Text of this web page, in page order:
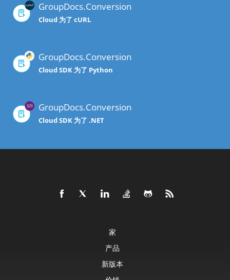
GroupDocs.Conversion
Cloud 为了 cURL
GroupDocs.Conversion
Cloud SDK 为了 Python
GroupDocs.Conversion
Cloud SDK 为了 .NET
家
产品
新版本